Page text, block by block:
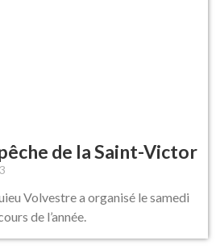
de la Saint-Victor
Volvestre a organisé le samedi
de l’année.